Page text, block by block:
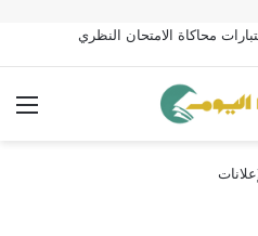
محاكاة الامتحان النظري